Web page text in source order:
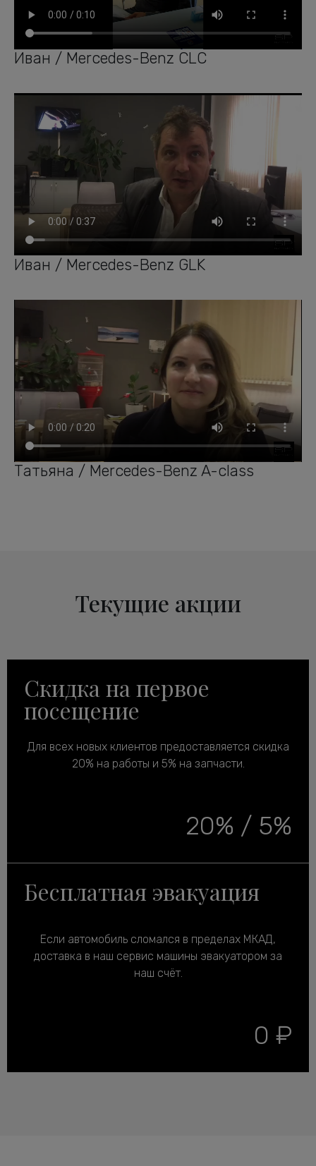
Иван / Mercedes-Benz CLC
Иван / Mercedes-Benz GLK
Татьяна / Mercedes-Benz A-class
Текущие акции
Скидка на первое
посещение
Для всех новых клиентов предоставляется скидка
20% на работы и 5% на запчасти.
20% / 5%
Бесплатная эвакуация
Если автомобиль сломался в пределах МКАД,
доставка в наш сервис машины эвакуатором за
наш счёт.
0 ₽